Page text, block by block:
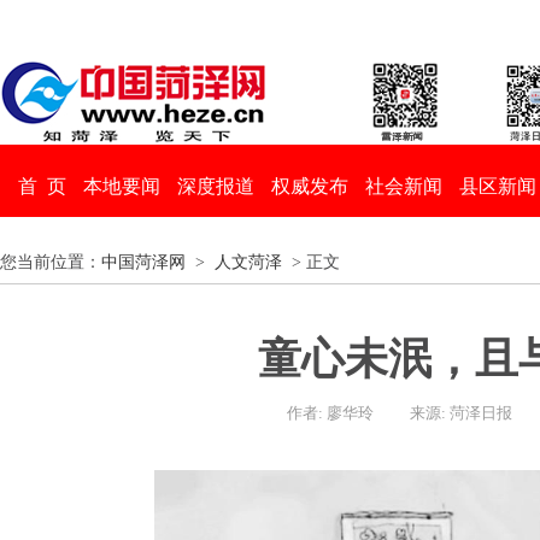
首 页 本地要闻 深度报道 权威发布 社会新闻 县区新闻
您当前位置： 中国菏泽网 > 人文菏泽 > 正文
童心未泯，且
作者: 廖华玲 来源: 菏泽日报